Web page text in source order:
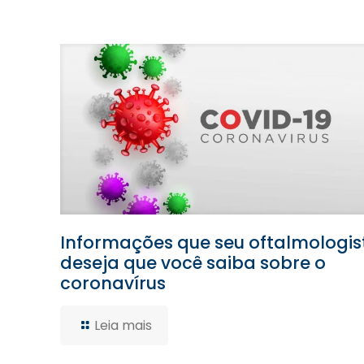
Informações que seu
deseja que você saiba sobre o
coronavírus
Leia mais